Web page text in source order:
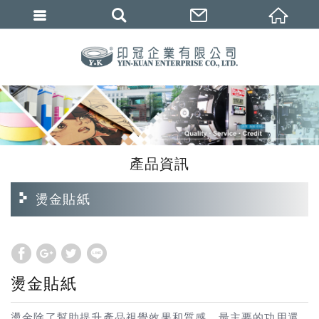
產品資訊
燙金貼紙
燙金貼紙